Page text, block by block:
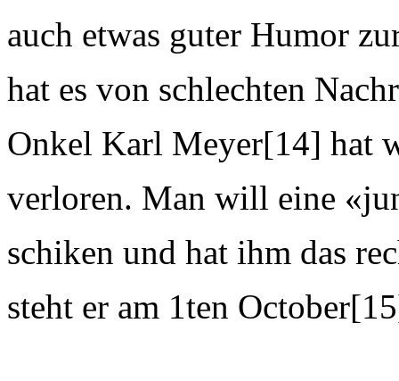
auch etwas guter Humor
hat es von schlechten
Onkel Karl Meyer[14] hat
verloren. Man will eine
schiken und hat ihm das
steht er am 1ten